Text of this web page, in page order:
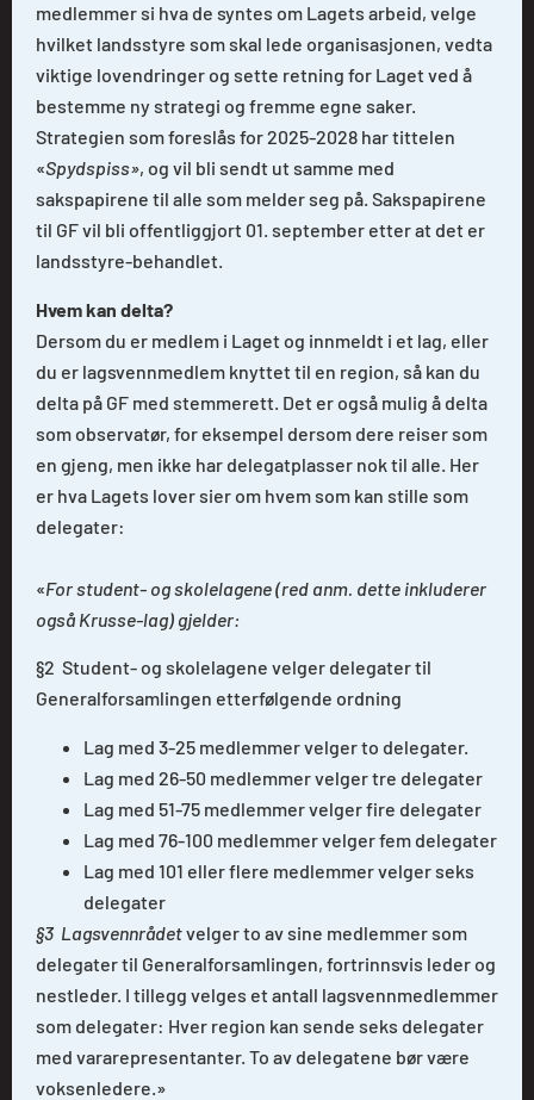
medlemmer si hva de syntes om Lagets arbeid, velge
hvilket landsstyre som skal lede organisasjonen, vedta
viktige lovendringer og sette retning for Laget ved å
bestemme ny strategi og fremme egne saker.
Strategien som foreslås for 2025-2028 har tittelen
«Spydspiss», og vil bli sendt ut samme med
sakspapirene til alle som melder seg på. Sakspapirene
til GF vil bli offentliggjort 01. september etter at det er
landsstyre-behandlet.
Hvem kan delta?
Dersom du er medlem i Laget og innmeldt i et lag, eller
du er lagsvennmedlem knyttet til en region, så kan du
delta på GF med stemmerett. Det er også mulig å delta
som observatør, for eksempel dersom dere reiser som
en gjeng, men ikke har delegatplasser nok til alle. Her
er hva Lagets lover sier om hvem som kan stille som
delegater:
«For student- og skolelagene (red anm. dette inkluderer
også Krusse-lag) gjelder:
§2 Student- og skolelagene velger delegater til
Generalforsamlingen etterfølgende ordning
Lag med 3-25 medlemmer velger to delegater.
Lag med 26-50 medlemmer velger tre delegater
Lag med 51-75 medlemmer velger fire delegater
Lag med 76-100 medlemmer velger fem delegater
Lag med 101 eller flere medlemmer velger seks
delegater
§3 Lagsvennrådetvelger to av sine medlemmer som
delegater til Generalforsamlingen, fortrinnsvis leder og
nestleder. I tillegg velges et antall lagsvennmedlemmer
som delegater: Hver region kan sende seks delegater
med vararepresentanter. To av delegatene bør være
voksenledere.»